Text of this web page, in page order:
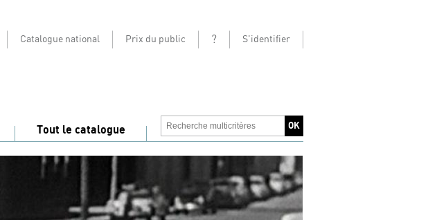
Catalogue national Prix du public ? S'identifier
Tout le catalogue